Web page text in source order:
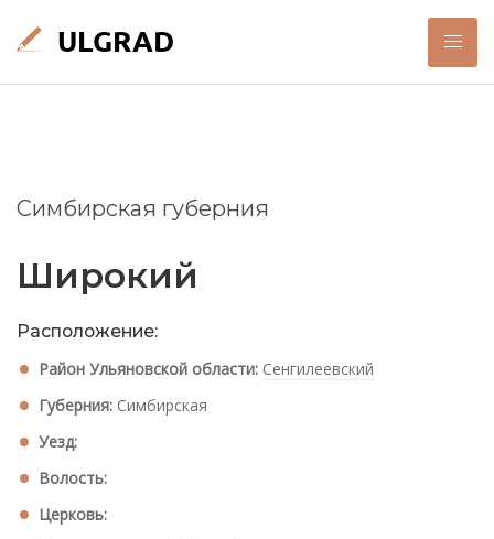
Симбирская губерния
Широкий
Расположение:
Район Ульяновской области: Сенгилеевский
Губерния: Симбирская
Уезд:
Волость:
Церковь: